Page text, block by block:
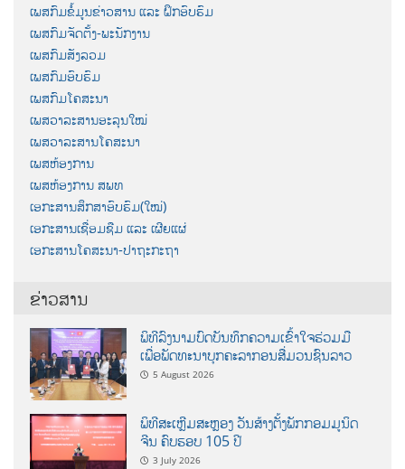
ເພສກົມຂໍ້ມູນຂ່າວສານ ແລະ ຝຶກອົບຮົມ
ເພສກົມຈັດຕັ້ງ-ພະນັກງານ
ເພສກົມສັງລວມ
ເພສກົມອົບຮົມ
ເພສກົມໂຄສະນາ
ເພສວາລະສານອະລຸນໃໝ່
ເພສວາລະສານໂຄສະນາ
ເພສຫ້ອງການ
ເພສຫ້ອງການ ສພທ
ເອກະສານສຶກສາອົບຮົມ(ໃໝ່)
ເອກະສານເຊື່ອມຊືມ ແລະ ເຜີຍແຜ່
ເອກະສານໂຄສະນາ-ປາຖະກະຖາ
ຂ່າວສານ
ພິທີລົງນາມບົດບັນທຶກຄວາມເຂົ້າໃຈຮ່ວມມື
ເພື່ອພັດທະນາບຸກຄະລາກອນສື່ມວນຊົນລາວ
5 August 2026
ພິທີສະເຫຼີມສະຫຼອງ ວັນສ້າງຕັ້ງພັກກອມມູນິດ
ຈີນ ຄົບຮອບ 105 ປີ
3 July 2026